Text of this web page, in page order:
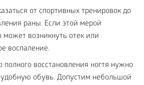
от спортивных тренировок до
раны. Если этой мерой
может возникнуть отек или
воспаление.
полного восстановления ногтя нужно
удобную обувь. Допустим небольшой